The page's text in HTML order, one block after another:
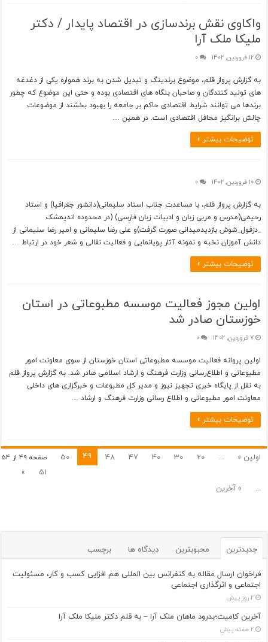
واکاوی نقش برندسازی در اقتصاد پایدار / دکتر
ملیکا ملک آرا
12 فروردین, 1402 0
به گزارش پرواز قلم، موضوع برندینگ و تبدیل شدن به برند همواره یکی از دغدغه
های تولید کنندگان و صاحبان بنگاه های اقتصادی بوده و حتی این موضوع که چطور
برندها می توانند شرایط اقتصادی حاکم بر جامعه را بهبود بخشند از موضوعات
چالش برانگیز محافل اقتصادی است. در همین …
توضیحات بیشتر »
10 فروردین, 1402 0
به گزارش پرواز قلم، با مساعدت جناب استاد سلیمانی(دانشور جغرافیا) و استاد
رحیمی(مدرس و مربی زبان و ادبیات زبان فارسی) (در محدوده اندیمشک
_دزفول_شوش بازدیدمیدانی صورت گرفت)و علی رضا سلیمانی و امیر رضا سلیمانی از
دانش آموزان نخبه و نمونه آثار پویانمایی و فعالیت نقالی و شعر خود در ارتباط …
توضیحات بیشتر »
اولین مجوز فعالیت موسسه مطبوعاتی در استان
خوزستان صادر شد
7 فروردین, 1402 0
اولین پروانه فعالیت موسسه مطبوعاتی استان خوزستان از سوی معاونت امور
مطبوعاتی و اطلاع‌رسانی وزارت فرهنگ و ارشاد اسلامی صادر شد. به گزارش پرواز قلم
به نقل از پایگاه خبری تجهیز نیوز و مدیر کل مطبوعات و خبرگزاری های داخلی
معاونت امور مطبوعاتی و اطلاع رسانی وزارت فرهنگ و ارشاد …
توضیحات بیشتر »
صفحه 49 از 54 اولین « ...
20
30
40
47
48
49
50
51
»
...
» آخرین
جدیدترین محبوبترین دیدگاه ها برچسب
فراخوان ارسال مقاله به کنفرانس بین المللی هم افزایی کسب و کار، مسئولیت
اجتماعی و اثرگذاری اجتماعی
2 روز پیش
آخرین کامیت؛بدرود ماهان ملک آرا – به قلم دکتر ملیکا ملک آرا
2 هفته پیش